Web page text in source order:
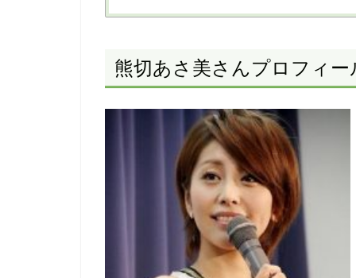
熊切あさ美さんプロフィー